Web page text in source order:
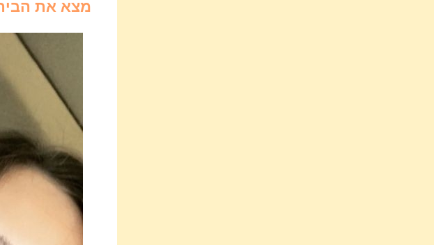
מצא את